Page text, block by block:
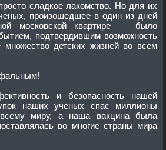
сладкое лакомство. Но для их
квартире — было
подтвердившим возможность
жизней во всем
нашей
миру, а наша вакцина была